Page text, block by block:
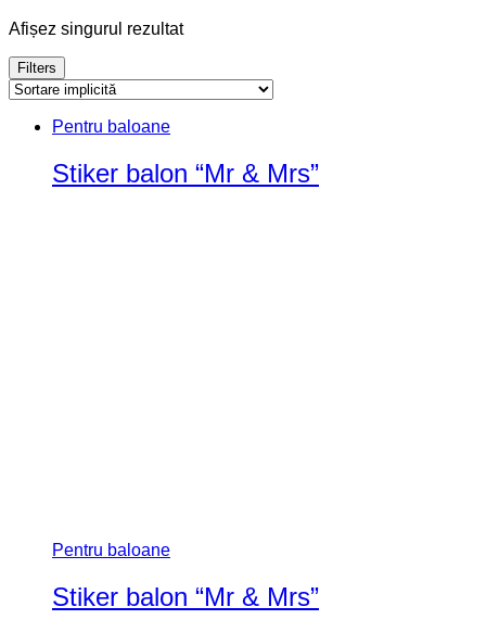
Afișez singurul rezultat
Filters
Pentru baloane
Stiker balon “Mr & Mrs”
Pentru baloane
Stiker balon “Mr & Mrs”